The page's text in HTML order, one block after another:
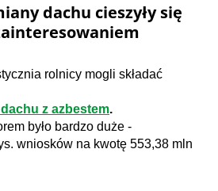
dachu cieszyły się
rolnicy mogli składać
z azbestem.
było bardzo duże -
wniosków na kwotę 553,38 mln